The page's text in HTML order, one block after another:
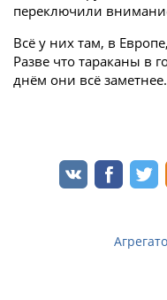
переключили
Всё у них там, в
Разве что тараканы в
днём они всё заметнее.